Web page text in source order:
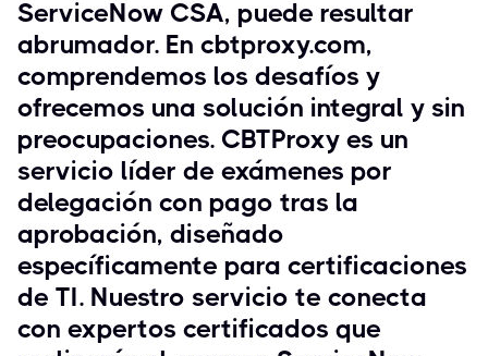
ServiceNow CSA, puede resultar
abrumador. En cbtproxy.com,
comprendemos los desafíos y
ofrecemos una solución integral y sin
preocupaciones. CBTProxy es un
servicio líder de exámenes por
delegación con pago tras la
aprobación, diseñado
específicamente para certificaciones
de TI. Nuestro servicio te conecta
con expertos certificados que